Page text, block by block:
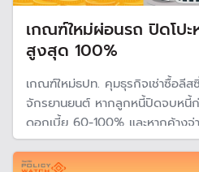
เกณฑ์ใหม่ผ่อนรถ ปิดโป
สูงสุด 100%
เกณฑ์ใหม่ธปท. คุมธุรกิจเช่าซื้อลีส
จักรยานยนต์ หากลูกหนี้ปิดจบหนี้
ดอกเบี้ย 60-100% และหากค้างจ่
ค้างนานสุดก่อน ลุ้นปี 69 ธปท.อา
ซื้อและลีสใหม่ เพื่อให้สอดคล้องกับ